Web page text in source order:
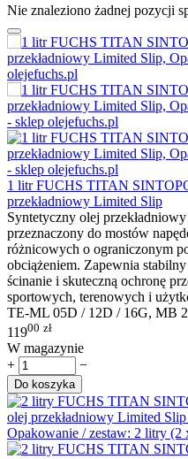
Nie znaleziono żadnej pozycji
1 litr FUCHS TITAN
przekładniowy Limited Slip
Syntetyczny olej
przeznaczony do mostów
różnicowych o ograniczonym
obciążeniem. Zapewnia
ścinanie i skuteczną ochronę
sportowych, terenowych i
TE-ML 05D / 12D / 16G, MB
11900 zł
W magazynie
+
−
Do koszyka